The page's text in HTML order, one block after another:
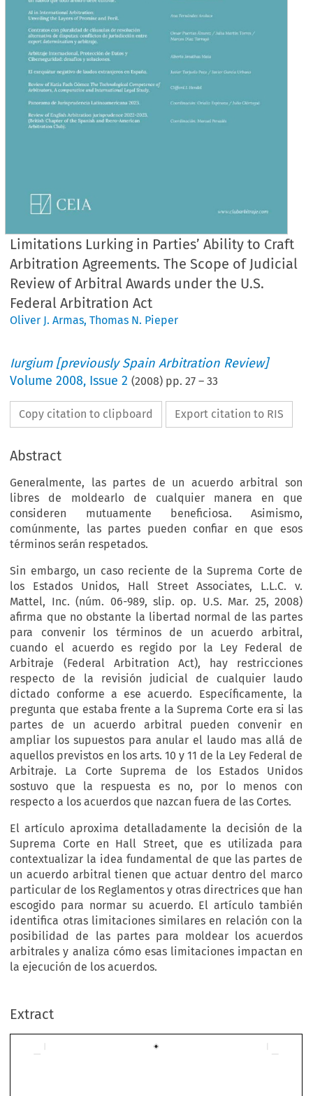
Limitations Lurking in Parties’ Ability to Craft
Arbitration Agreements. The Scope of Judicial
Review of Arbitral Awards under the U.S.
Federal Arbitration Act
Oliver J. Armas,Thomas N. Pieper
Iurgium [previously Spain Arbitration Review]
Volume2008, Issue 2 (2008) pp.27 –33
Copy citation to clipboard Export citation to RIS
Abstract
Generalmente, las partes de un acuerdo arbitral son
libres de moldearlo de cualquier manera en que
consideren mutuamente beneficiosa. Asimismo,
comúnmente, las partes pueden confiar en que esos
términos serán respetados.
Sin embargo, un caso reciente de la Suprema Corte de
los Estados Unidos, Hall Street Associates, L.L.C. v.
Mattel, Inc. (núm. 06-989, slip. op. U.S. Mar. 25, 2008)
afirma que no obstante la libertad normal de las partes
para convenir los términos de un acuerdo arbitral,
cuando el acuerdo es regido por la Ley Federal de
Arbitraje (Federal Arbitration Act), hay restricciones
respecto de la revisión judicial de cualquier laudo
dictado conforme a ese acuerdo. Específicamente, la
pregunta que estaba frente a la Suprema Corte era si las
partes de un acuerdo arbitral pueden convenir en
ampliar los supuestos para anular el laudo mas allá de
aquellos previstos en los arts. 10 y 11 de la Ley Federal de
Arbitraje. La Corte Suprema de los Estados Unidos
sostuvo que la respuesta es no, por lo menos con
respecto a los acuerdos que nazcan fuera de las Cortes.
El artículo aproxima detalladamente la decisión de la
Suprema Corte en Hall Street, que es utilizada para
contextualizar la idea fundamental de que las partes de
un acuerdo arbitral tienen que actuar dentro del marco
particular de los Reglamentos y otras directrices que han
escogido para normar su acuerdo. El artículo también
identifica otras limitaciones similares en relación con la
posibilidad de las partes para moldear los acuerdos
arbitrales y analiza cómo esas limitaciones impactan en
la ejecución de los acuerdos.
Extract